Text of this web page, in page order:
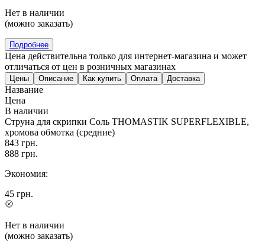
Нет в наличии
(можно заказать)
Подробнее
Цена действительна только для интернет-магазина и может
отличаться от цен в розничных магазинах
Цены Описание Как купить Оплата Доставка
Название
Цена
В наличии
Струна для скрипки Соль THOMASTIK SUPERFLEXIBLE,
хромова обмотка (средние)
843 грн.
888 грн.
Экономия:
45 грн.
Нет в наличии
(можно заказать)